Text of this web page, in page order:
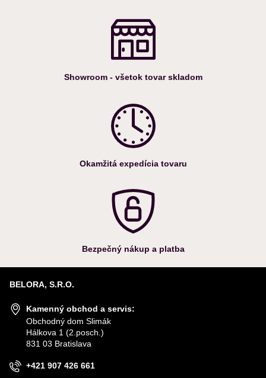
Showroom - všetok tovar skladom
Okamžitá expedícia tovaru
Bezpečný nákup a platba
BELORA, S.R.O.
Kamenný obchod a servis:
Obchodný dom Slimák
Hálkova 1 (2.posch.)
831 03 Bratislava
+421 907 426 661